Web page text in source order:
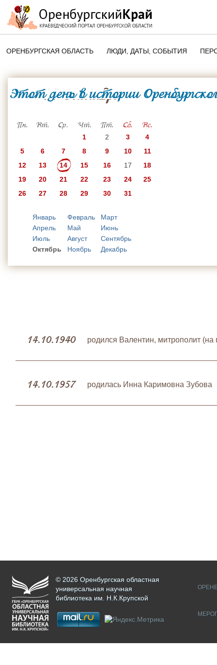
ОРЕНБУРГСКАЯ ОБЛАСТЬ ЛЮДИ, ДАТЫ, CОБЫТИЯ
ЭТОТ ДЕНЬ В ИСТОРИИ
ПАМЯТНЫЕ ДАТЫ
Этот день в истории
14 Октября
Пн. Вт. Ср. Чт. Пт. Сб. Вс.
1 2 3
4
5
6 7 8 9 10
11
12
13 14 15 16 17
18
19
20 21 22 23 24
25
26
27 28 29 30 31
Январь Февраль
Март
Апрель
Май
Июнь
Июль
Август
Сентябрь
Октябрь
Ноябрь Декабрь
14.10.1940 родился Валентин, митрополит
14.10.1957 родилась Инна Каримовна Зубова
© 2026 Оренбургская областная
универсальная научная
библиотека им. Н.К.Крупской